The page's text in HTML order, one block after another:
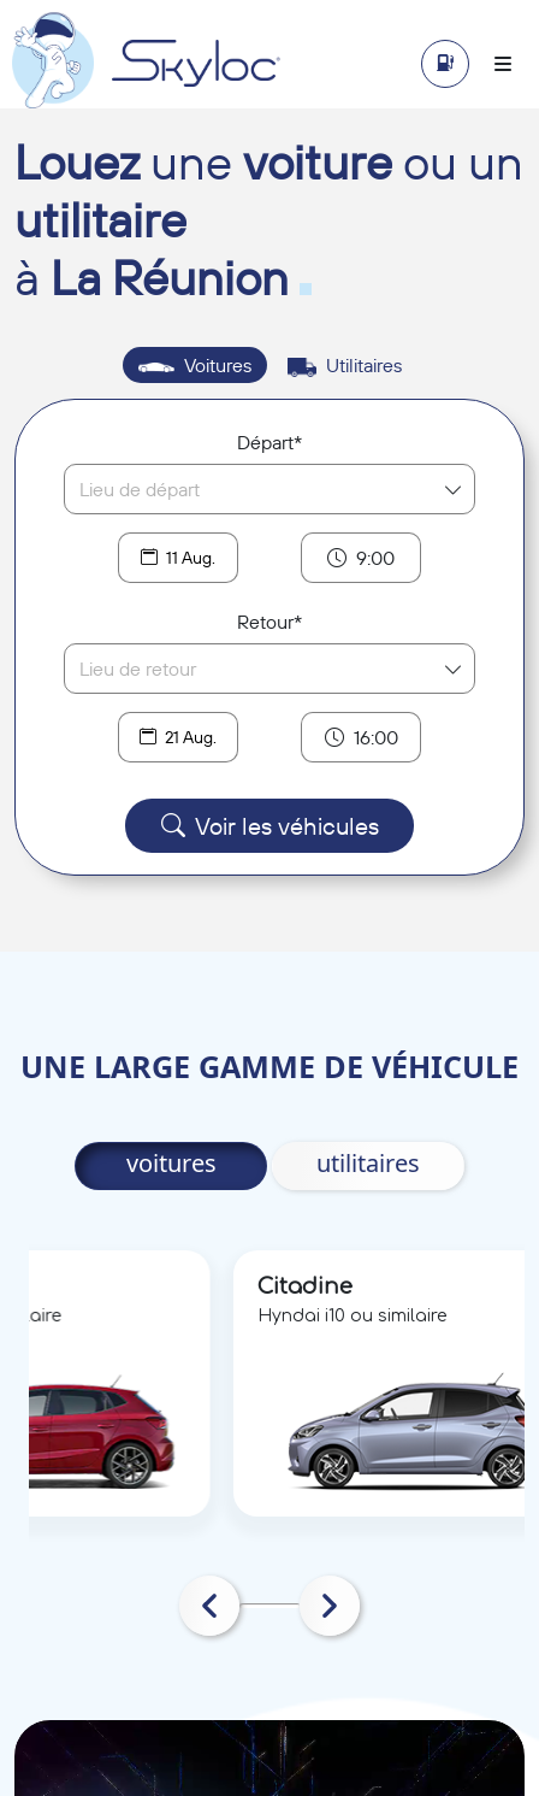
Louezune voiture ou un
utilitaire
à La Réunion
Voitures Utilitaires
Départ*
Lieu de départ
11 Aug. 9:00
Retour*
Lieu de retour
21 Aug. 16:00
Voir les véhicules
UNE LARGE GAMME DE VÉHICULE
voitures utilitaires
Citadine
Hyndai i10 ou similaire